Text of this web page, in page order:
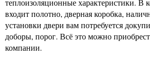
входит полотно, дверная коробка,
установки двери вам потребуется
доборы, порог. Всё это можно
компании.